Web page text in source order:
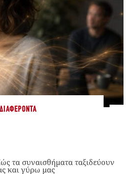
τα συναισθήματα ταξιδεύουν
και γύρω μας